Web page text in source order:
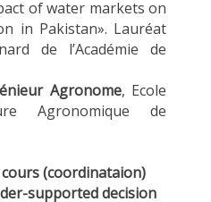
of water markets on
in Pakistan». Lauréat
de l’Académie de
Agronome, Ecole
Agronomique de
(coordinataion)
supported decision